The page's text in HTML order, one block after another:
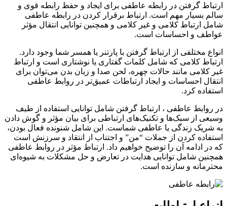
ارتباط گرفتن در رابطه عاطفی برای ایجاد و حفظ رابطه قوی و
سالم بسیار مهم است. ارتباط برقرار کردن در رابطه عاطفی
شامل ارتباط کلامی و غیر کلامی و همچنین توانایی انتقال مؤثر
عواطف و احساسات است.
انواع مختلفی از ارتباط گرفتن با پارتنر یا همسر شما وجود دارد.
ارتباط کلامی که شامل کلمات گفتاری یا نوشتاری است و ارتباط
غیر کلامی مانند حالات چهره، لحن صدا و زبان بدن می‌توان برای
انتقال احساسات و ایجاد ارتباطات عمیق‌تر در روابط عاطفی
استفاده کرد.
در روابط عاطفی ، ارتباط گرفتن شامل توانایی استفاده از طیف
وسیعی از سبک‌ها و تکنیک‌های ارتباطی برای بیان مؤثر و گوش دادن
به شریک زندگی یا عاطفی شماست. این شامل شنونده فعال بودن،
استفاده کردن از جملات “من” و اجتناب از انتقاد و سرزنش است
که در ادامه آن را توضیح خواهیم داد. ارتباط مؤثر در روابط عاطفی
همچنین شامل توانایی هدایت در تعارض و حل مشکلات به شیوه‌ای
محترمانه و سازنده است.